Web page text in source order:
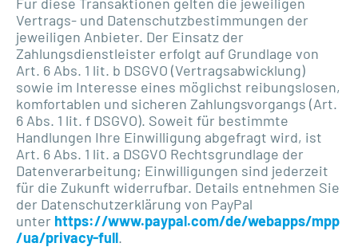
Vertrags- und Datenschutzbestimmungen der
jeweiligen Anbieter. Der Einsatz der
Zahlungsdienstleister erfolgt auf Grundlage von
Art. 6 Abs. 1 lit. b DSGVO (Vertragsabwicklung)
sowie im Interesse eines möglichst reibungslosen,
komfortablen und sicheren Zahlungsvorgangs (Art.
6 Abs. 1 lit. f DSGVO). Soweit für bestimmte
Handlungen Ihre Einwilligung abgefragt wird, ist
Art. 6 Abs. 1 lit. a DSGVO Rechtsgrundlage der
Datenverarbeitung; Einwilligungen sind jederzeit
für die Zukunft widerrufbar. Details entnehmen Sie
der Datenschutzerklärung von PayPal
unter https://www.paypal.com/de/webapps/mpp
/ua/privacy-full.